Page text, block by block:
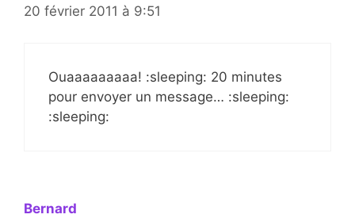
20 février 2011 à 9:51
Ouaaaaaaaaa! :sleeping: 20 minutes
pour envoyer un message… :sleeping:
:sleeping:
Bernard